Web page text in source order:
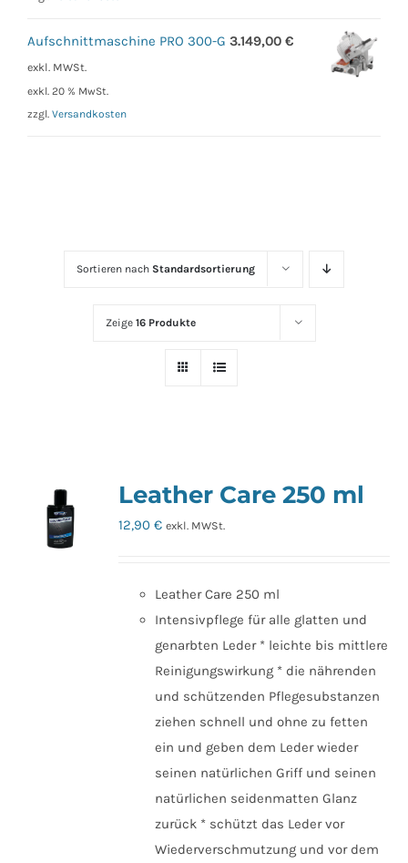
Sortieren nach Standardsortierung
Zeige 16 Produkte
Leather Care 250 ml
12,90€ exkl. MWSt.
Leather Care 250 ml
Intensivpflege für alle glatten und
genarbten Leder * leichte bis mittlere
Reinigungswirkung * die nährenden
und schützenden Pflegesubstanzen
ziehen schnell und ohne zu fetten
ein und geben dem Leder wieder
seinen natürlichen Griff und seinen
natürlichen seidenmatten Glanz
zurück * schützt das Leder vor
Wiederverschmutzung und vor dem
Aufschnittmaschine PRO 300-G 3.149,00 €
exkl. MWSt.
exkl. 20 % MwSt.
zzgl. Versandkosten